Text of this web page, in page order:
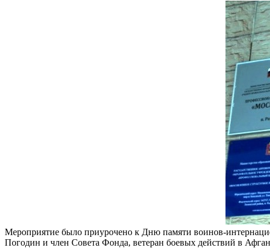
Мероприятие было приурочено к Дню памяти воинов-
Погодин и член Совета Фонда, ветеран боевых действий в